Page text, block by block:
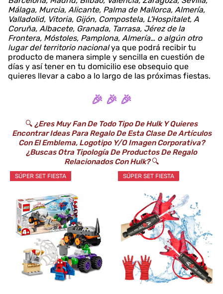
Málaga, Murcia, Alicante, Palma de Mallorca, Almería,
Valladolid, Vitoria, Gijón, Compostela, L'Hospitalet, A
Coruña, Albacete, Granada, Tarrasa, Jérez de la
Frontera, Móstoles, Pamplona, Almería… o algún otro
lugar del territorio nacionalya que podrá recibir tu
producto de manera simple y sencilla en cuestión de
días y así tener en tu domicilio ese obsequio que
quieres llevar a cabo a lo largo de las próximas fiestas.
🎉 🎉 🎉
🔍 ¿Eres Muy Fan De Todo Tipo De Hulk Y Quieres
Encontrar Ideas Para Regalo De Esta Clase De Artículos
Con El Emblema, Logotipo Y/o Imagen Corporativa?
¿Buscas Otra Tipología De Productos De Regalo
Relacionados Con Hulk?🔍
SÚPER SET FIESTA SÚPER SET FIESTA